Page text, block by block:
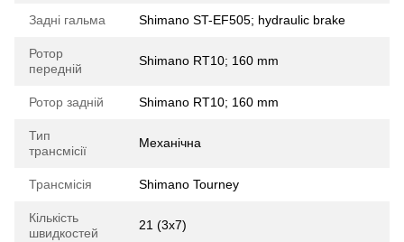
Задні гальма Shimano ST-EF505; hydraulic brake
Ротор
передній
Shimano RT10; 160 mm
Ротор задній Shimano RT10; 160 mm
Тип
трансмісії
Механічна
Трансмісія Shimano Tourney
Кількість
швидкостей
21 (3x7)